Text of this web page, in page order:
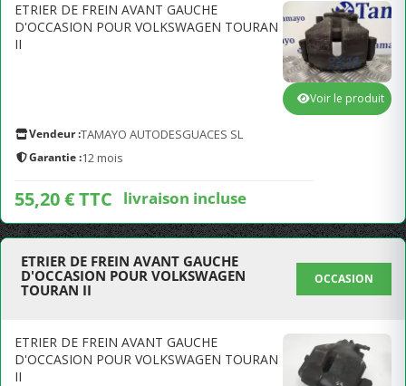
ETRIER DE FREIN AVANT GAUCHE
D'OCCASION POUR VOLKSWAGEN TOURAN
II
Vendeur :TAMAYO AUTODESGUACES SL
Garantie :12 mois
55,20 € TTC livraison incluse
Voir le produit
ETRIER DE FREIN AVANT GAUCHE
D'OCCASION POUR VOLKSWAGEN
TOURAN II
OCCASION
ETRIER DE FREIN AVANT GAUCHE
D'OCCASION POUR VOLKSWAGEN TOURAN
II